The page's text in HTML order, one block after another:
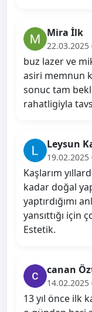
Mira İlk
22.03.2025
buz lazer ve
asiri memnun
sonuc tam
rahatligiyla
Leysun
19.02.2025
Kaşlarım
kadar doğal
yaptırdığımı
yansıttığı için
Estetik.
canan
14.02.2025
13 yıl önce ilk